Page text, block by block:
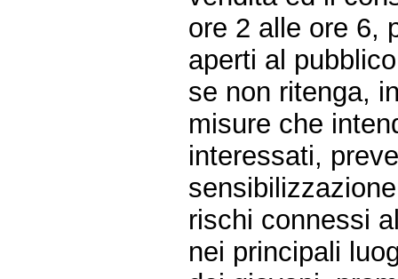
ore 2 alle ore 6,
aperti al
se non ritenga,
misure che
interessati,
rischi connessi
nei principali